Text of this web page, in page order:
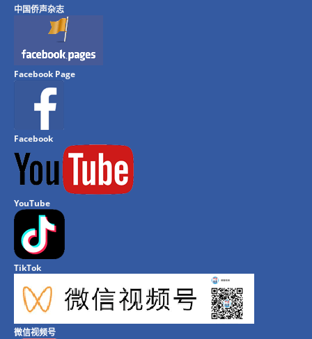
中国侨声杂志
Facebook Page
Facebook
YouTube
TikTok
微信视频号